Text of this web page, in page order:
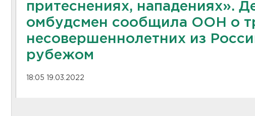
притеснениях, нападениях».
омбудсмен сообщила ООН о
несовершеннолетних из
рубежом
18:05 19.03.2022